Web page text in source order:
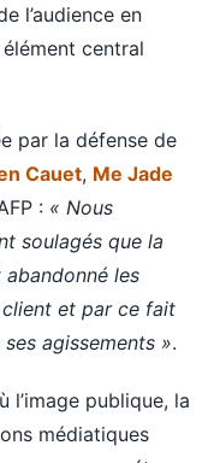
l’audience en
central
par la défense de
Cauet, Me Jade
: « Nous
soulagés que la
les
client et par ce fait
agissements ».
l’image publique, la
médiatiques